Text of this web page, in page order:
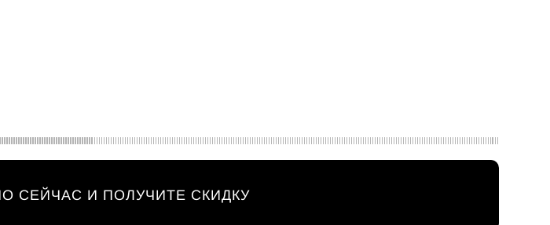
СЕЙЧАС И ПОЛУЧИТЕ СКИДКУ